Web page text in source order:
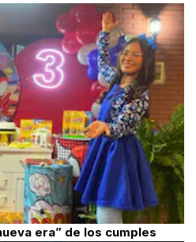
era” de los cumples